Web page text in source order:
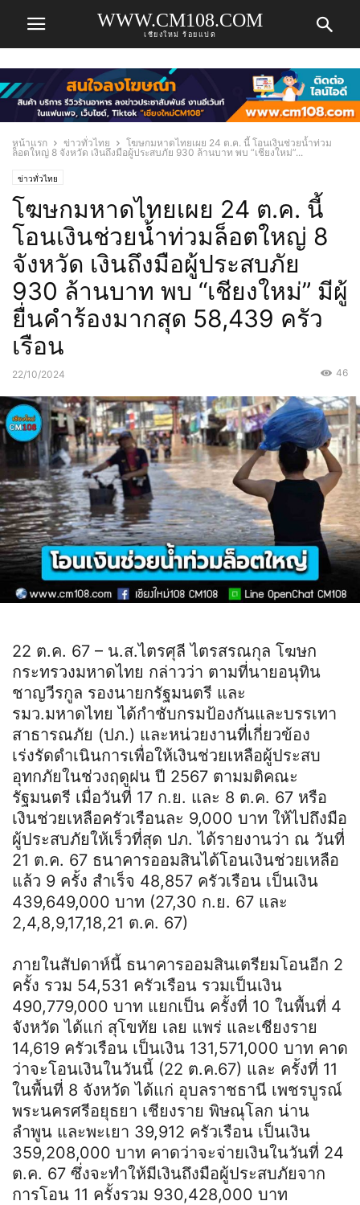
WWW.CM108.COM
เชียงใหม่ ร้อยแปด
หน้าแรก ข่าวทั่วไทย
โฆษกมหาดไทยเผย 24 ต.ค. นี้ โอนเงินช่วยน้ำท่วม
ล็อตใหญ่ 8 จังหวัด เงินถึงมือผู้ประสบภัย 930 ล้านบาท พบ “เชียงใหม่”...
ข่าวทั่วไทย
โฆษกมหาดไทยเผย 24 ต.ค. นี้
โอนเงินช่วยน้ำท่วมล็อตใหญ่ 8
จังหวัด เงินถึงมือผู้ประสบภัย
930 ล้านบาท พบ “เชียงใหม่” มีผู้
ยื่นคำร้องมากสุด 58,439 ครัว
เรือน
22/10/2024 46
22 ต.ค. 67 – น.ส.ไตรศุลี ไตรสรณกุล โฆษก
กระทรวงมหาดไทย กล่าวว่า ตามที่นายอนุทิน
ชาญวีรกูล รองนายกรัฐมนตรี และ
รมว.มหาดไทย ได้กำชับกรมป้องกันและบรรเทา
สาธารณภัย (ปภ.) และหน่วยงานที่เกี่ยวข้อง
เร่งรัดดำเนินการเพื่อให้เงินช่วยเหลือผู้ประสบ
อุทกภัยในช่วงฤดูฝน ปี 2567 ตามมติคณะ
รัฐมนตรี เมื่อวันที่ 17 ก.ย. และ 8 ต.ค. 67 หรือ
เงินช่วยเหลือครัวเรือนละ 9,000 บาท ให้ไปถึงมือ
ผู้ประสบภัยให้เร็วที่สุด ปภ. ได้รายงานว่า ณ วันที่
21 ต.ค. 67 ธนาคารออมสินได้โอนเงินช่วยเหลือ
แล้ว 9 ครั้ง สำเร็จ 48,857 ครัวเรือน เป็นเงิน
439,649,000 บาท (27,30 ก.ย. 67 และ
2,4,8,9,17,18,21 ต.ค. 67)
ภายในสัปดาห์นี้ ธนาคารออมสินเตรียมโอนอีก 2
ครั้ง รวม 54,531 ครัวเรือน รวมเป็นเงิน
490,779,000 บาท แยกเป็น ครั้งที่ 10 ในพื้นที่ 4
จังหวัด ได้แก่ สุโขทัย เลย แพร่ และเชียงราย
14,619 ครัวเรือน เป็นเงิน 131,571,000 บาท คาด
ว่าจะโอนเงินในวันนี้ (22 ต.ค.67) และ ครั้งที่ 11
ในพื้นที่ 8 จังหวัด ได้แก่ อุบลราชธานี เพชรบูรณ์
พระนครศรีอยุธยา เชียงราย พิษณุโลก น่าน
ลำพูน และพะเยา 39,912 ครัวเรือน เป็นเงิน
359,208,000 บาท คาดว่าจะจ่ายเงินในวันที่ 24
ต.ค. 67 ซึ่งจะทำให้มีเงินถึงมือผู้ประสบภัยจาก
การโอน 11 ครั้งรวม 930,428,000 บาท